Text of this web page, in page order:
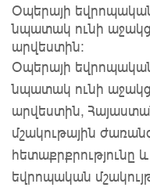
Օպերայի
նպատակ ունի
արվեստին:
Օպերայի
նպատակ ունի
արվեստին,
մշակութային
հետաքրքրությունը
եվրոպական